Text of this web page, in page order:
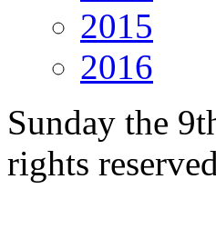
2015
2016
Sunday the
rights